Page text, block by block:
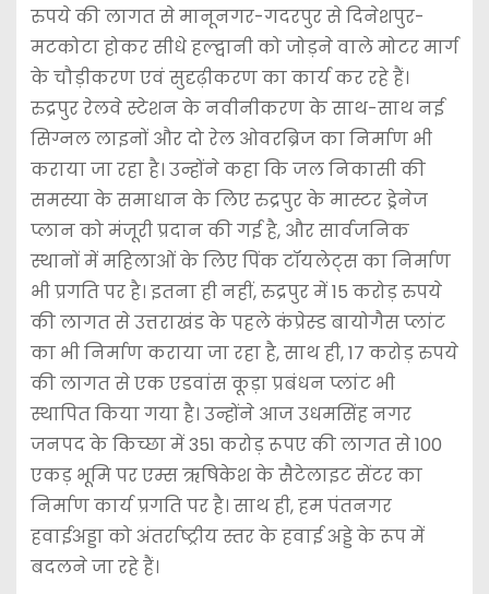
रुपये की लागत से मानूनगर-गदरपुर से दिनेशपुर-
मटकोटा होकर सीधे हल्द्वानी को जोड़ने वाले मोटर मार्ग
के चौड़ीकरण एवं सुदृढ़ीकरण का कार्य कर रहे हैं।
रुद्रपुर रेलवे स्टेशन के नवीनीकरण के साथ-साथ नई
सिग्नल लाइनों और दो रेल ओवरब्रिज का निर्माण भी
कराया जा रहा है। उन्होंने कहा कि जल निकासी की
समस्या के समाधान के लिए रुद्रपुर के मास्टर ड्रेनेज
प्लान को मंजूरी प्रदान की गई है, और सार्वजनिक
स्थानों में महिलाओं के लिए पिंक टॉयलेट्स का निर्माण
भी प्रगति पर है। इतना ही नहीं, रुद्रपुर में 15 करोड़ रुपये
की लागत से उत्तराखंड के पहले कंप्रेस्ड बायोगैस प्लांट
का भी निर्माण कराया जा रहा है, साथ ही, 17 करोड़ रुपये
की लागत से एक एडवांस कूड़ा प्रबंधन प्लांट भी
स्थापित किया गया है। उन्होंने आज उधमसिंह नगर
जनपद के किच्छा में 351 करोड़ रूपए की लागत से 100
एकड़ भूमि पर एम्स ऋषिकेश के सैटेलाइट सेंटर का
निर्माण कार्य प्रगति पर है। साथ ही, हम पंतनगर
हवाईअड्डा को अंतर्राष्ट्रीय स्तर के हवाई अड्डे के रूप में
बदलने जा रहे हैं।